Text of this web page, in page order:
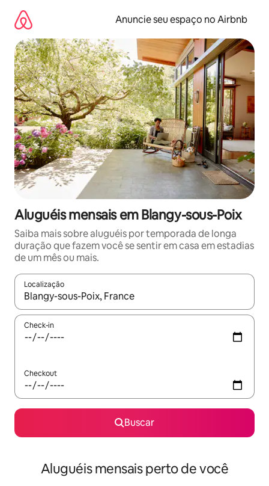
para
conteúdo
Anuncie seu espaço no Airbnb
Aluguéis mensais em Blangy-sous-Poix
Saiba mais sobre aluguéis por temporada de longa
duração que fazem você se sentir em casa em estadias
de um mês ou mais.
Localização
Quando os resultados estiverem disponíveis, explore-os
Check-in
Checkout
Buscar
Aluguéis mensais perto de você